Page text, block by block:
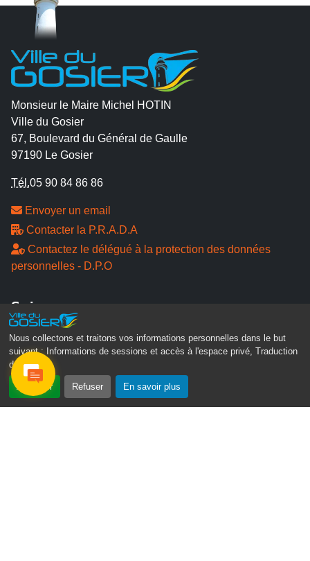
Nous collectons et traitons vos informations personnelles dans le but
suivant :
Informations de sessions et accès à l'espace privé, Traduction
des pages .
Accepter Refuser En savoir plus
Monsieur le Maire Michel HOTIN
Ville du Gosier
67, Boulevard du Général de Gaulle
97190 Le Gosier
Tél.05 90 84 86 86
Envoyer un email
Contacter la P.R.A.D.A
Contactez le délégué à la protection des données
personnelles - D.P.O
Suivez-nous